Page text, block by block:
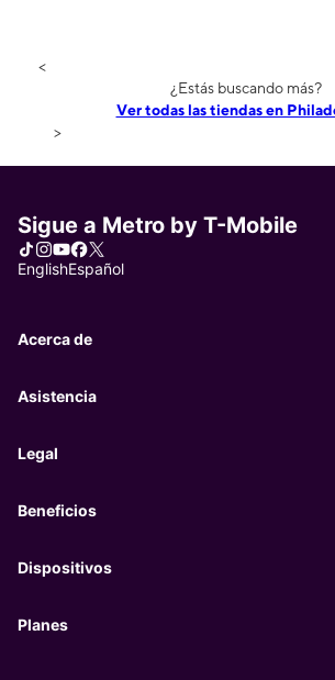
<
¿Estás buscando más?
Ver todas las tiendas en
>